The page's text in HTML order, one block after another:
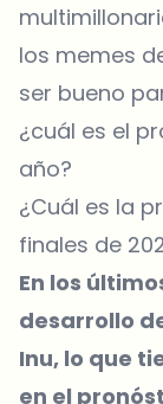
los memes
ser bueno
¿cuál es el
año?
¿Cuál es la
finales de
En los
desarrollo
Inu, lo que
en el